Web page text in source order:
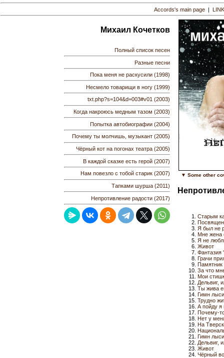
Accords's main page |
Михаил Кочетков
Полный список песен
Разные песни
Пока меня не раскусили (1998)
Несмело товарищи в ногу (1999)
txt.php?s=104&d=003#v01 (2003)
Когда накроюсь медным тазом (2003)
Попытка автобиографии (2004)
Почему ты молчишь, музыкант (2005)
Чёрный кот на погонах театра (2005)
В каждой сказке есть герой (2007)
Нам повезло с тобой старик (2007)
Тапками шурша (2011)
Непротивление радости (2017)
▼ Some other
Старым
Я был не
Мне жена
Я не
Живот
Фантазия
Грачи
Памятник
За что
Мои
Дельвиг,
Ты жива
Гимн
Трудно
А пойду я
Почему-
Нет у
На
Гимн
Дельвиг,
Живот
Чёрный